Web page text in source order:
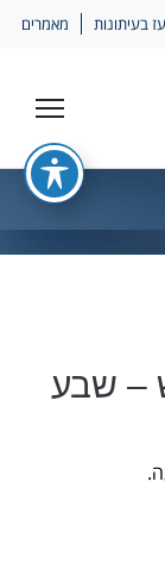
בעיתונות מאמרים
– שבע